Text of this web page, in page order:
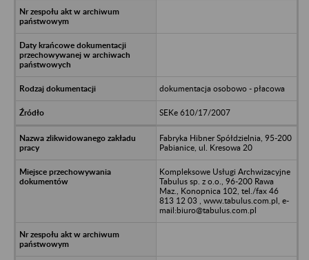
dokumentacja osobowo - płacowa
SEKe 610/17/2007
Fabryka Hibner Spółdzielnia, 95-200
Pabianice, ul. Kresowa 20
Kompleksowe Usługi Archwizacyjne
Tabulus sp. z o.o., 96-200 Rawa
Maz., Konopnica 102, tel./fax 46
813 12 03 , www.tabulus.com.pl, e-
mail:biuro@tabulus.com.pl